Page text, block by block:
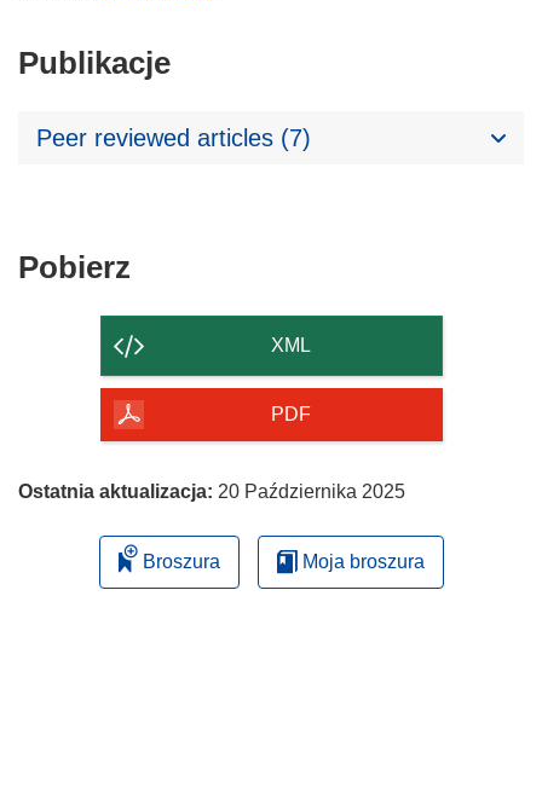
Publikacje
Peer reviewed articles (7)
Pobierz
strony
XML
PDF
Ostatnia aktualizacja: 20 Października 2025
Broszura Moja broszura